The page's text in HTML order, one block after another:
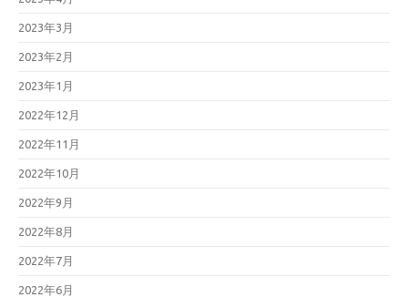
2023年3月
2023年2月
2023年1月
2022年12月
2022年11月
2022年10月
2022年9月
2022年8月
2022年7月
2022年6月